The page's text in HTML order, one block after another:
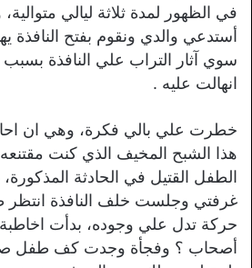
في الظهور لمدة ثلاثة ليالي
أستدعي والدي ونقوم بفتح النافذة
سوي آثار التراب علي النافذة
انهالت عليه .
خطرت علي بالي فكرة، وهي ان
هذا الشبح المخيف الذي كنت
الطفل القتيل في الحادثة
غرفتي وجلست خلف النافذة
حركة تدل علي وجوده، بدأت اخاطبة
أصحاب ؟ وفجأة وجدت كف طفل